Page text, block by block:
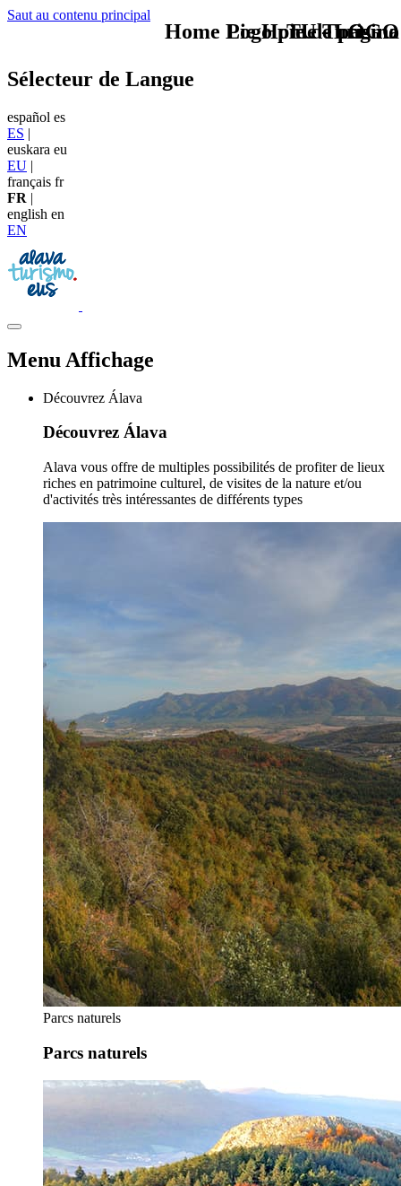
Saut au contenu principal
TU - LOGO
Sélecteur de Langue
español es
ES |
euskara eu
EU |
français fr
FR |
english en
EN
Menu Affichage
Découvrez Álava
Découvrez Álava
Alava vous offre de multiples possibilités de profiter de lieux
riches en patrimoine culturel, de visites de la nature et/ou
d'activités très intéressantes de différents types
Parcs naturels
Parcs naturels
Home Logo pie de página
Pie Home Turismo